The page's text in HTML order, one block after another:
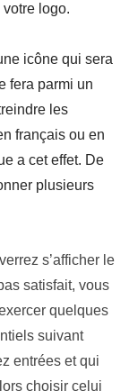
logo.
icône qui sera
fera parmi un
les
français ou en
a cet effet. De
plusieurs
s’afficher le
satisfait, vous
quelques
suivant
entrées etqui
choisir celui